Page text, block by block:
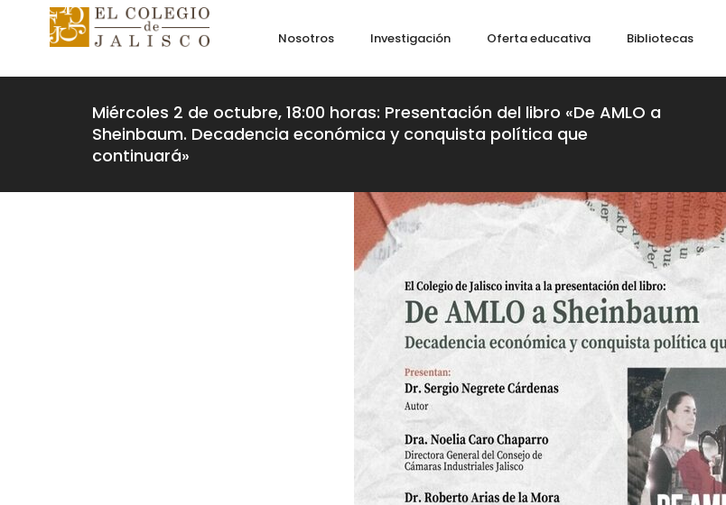
Nosotros Investigación Oferta educativa Bibliotecas
Miércoles 2 de octubre, 18:00 horas: Presentación del libro «De AMLO a
Sheinbaum. Decadencia económica y conquista política que
continuará»